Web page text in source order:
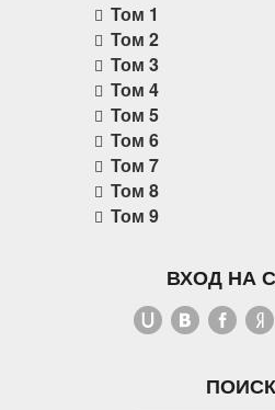
Том 1
Том 2
Том 3
Том 4
Том 5
Том 6
Том 7
Том 8
Том 9
ВХОД НА
ПОИСК